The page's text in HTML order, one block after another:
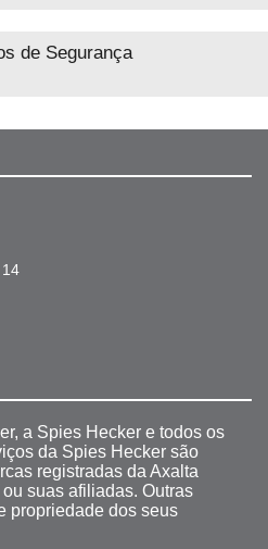
de Segurança
a Spies Hecker e todos os
da Spies Hecker são
registradas da Axalta
suas afiliadas. Outras
propriedade dos seus